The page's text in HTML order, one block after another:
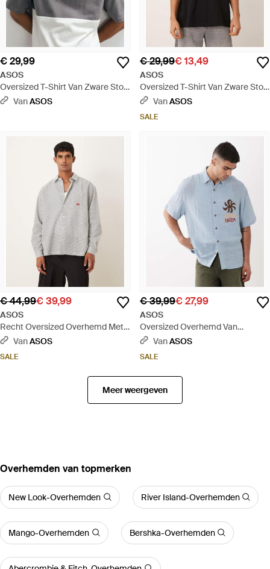
€ 29,99
ASOS
Oversized T-Shirt Van Zware Stof
Met Inzetstukken En Borduursel
VanASOS
€ 29,99€ 13,49
ASOS
Oversized T-Shirt Van Zware Stof
Met Panelen En Borduursel Op De
VanASOS
SALE
€ 44,99€ 39,99
ASOS
Recht Oversized Overhemd Met
Ruitmotief En Borduursel Op De
VanASOS
SALE
€ 39,99€ 27,99
ASOS
Oversized Overhemd Van
Dubbele Stof Met Borduursel Op
VanASOS
SALE
Meer weergeven
‪Overhemden‬ van topmerken
New Look-Overhemden River Island-Overhemden
Mango-Overhemden Bershka-Overhemden